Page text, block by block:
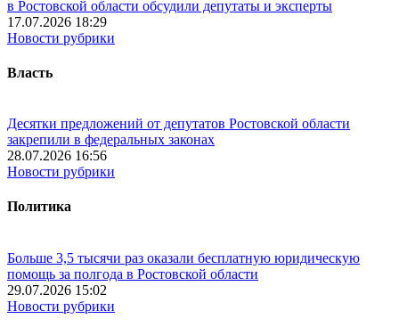
в Ростовской области обсудили депутаты и эксперты
17.07.2026 18:29
Новости рубрики
Власть
Десятки предложений от депутатов Ростовской области
закрепили в федеральных законах
28.07.2026 16:56
Новости рубрики
Политика
Больше 3,5 тысячи раз оказали бесплатную юридическую
помощь за полгода в Ростовской области
29.07.2026 15:02
Новости рубрики